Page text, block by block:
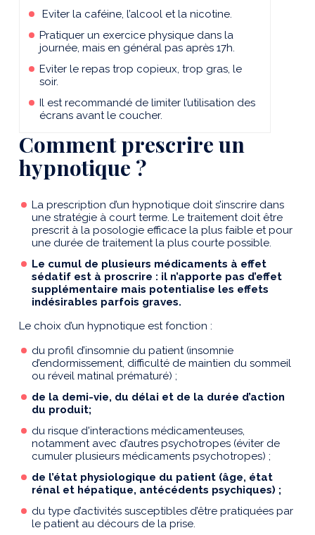
Eviter la caféine, l’alcool et la nicotine.
Pratiquer un exercice physique dans la
journée, mais en général pas après 17h.
Eviter le repas trop copieux, trop gras, le
soir.
Il est recommandé de limiter l’utilisation des
écrans avant le coucher.
Comment prescrire un
hypnotique ?
La prescription d’un hypnotique doit s’inscrire dans
une stratégie à court terme. Le traitement doit être
prescrit à la posologie efficace la plus faible et pour
une durée de traitement la plus courte possible.
Le cumul de plusieurs médicaments à effet
sédatif est à proscrire : il n’apporte pas d’effet
supplémentaire mais potentialise les effets
indésirables parfois graves.
Le choix d’un hypnotique est fonction :
du profil d’insomnie du patient (insomnie
d’endormissement, difficulté de maintien du sommeil
ou réveil matinal prématuré) ;
de la demi-vie, du délai et de la durée d’action
du produit;
du risque d'interactions médicamenteuses,
notamment avec d’autres psychotropes (éviter de
cumuler plusieurs médicaments psychotropes) ;
de l’état physiologique du patient (âge, état
rénal et hépatique, antécédents psychiques) ;
du type d’activités susceptibles d’être pratiquées par
le patient au décours de la prise.